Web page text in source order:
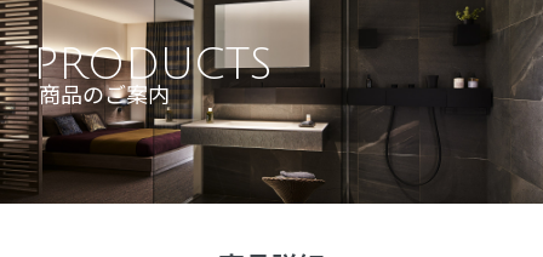
PRODUCTS
商品のご案内